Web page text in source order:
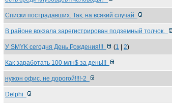
Списки пострадавших. Так, на всякий случай
В районе вокзала зарегистрирован подземный толчок.
У SMYK сегодня День Рождения!!! (1 2)
Как заработать 100 млн$ за день!!!
нужон офис, не дорогой!!!!-2
Delphi